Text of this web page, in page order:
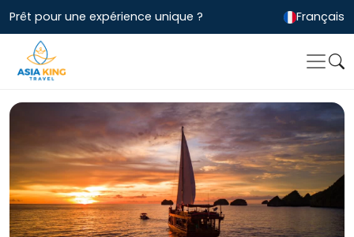
Prêt pour une expérience unique ? Français